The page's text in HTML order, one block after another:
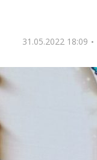
31.05.2022 18:09